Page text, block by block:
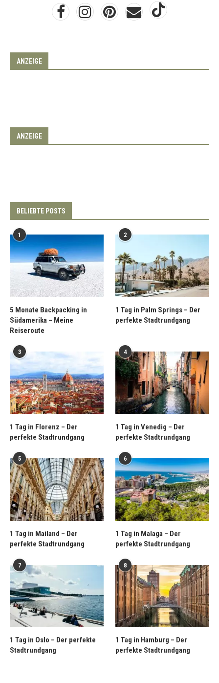
ANZEIGE
ANZEIGE
BELIEBTE POSTS
1
5 Monate Backpacking in
Südamerika – Meine
Reiseroute
2
1 Tag in Palm Springs – Der
perfekte Stadtrundgang
3
1 Tag in Florenz – Der
perfekte Stadtrundgang
4
1 Tag in Venedig – Der
perfekte Stadtrundgang
5
1 Tag in Mailand – Der
perfekte Stadtrundgang
6
1 Tag in Malaga – Der
perfekte Stadtrundgang
7
1 Tag in Oslo – Der perfekte
Stadtrundgang
8
1 Tag in Hamburg – Der
perfekte Stadtrundgang